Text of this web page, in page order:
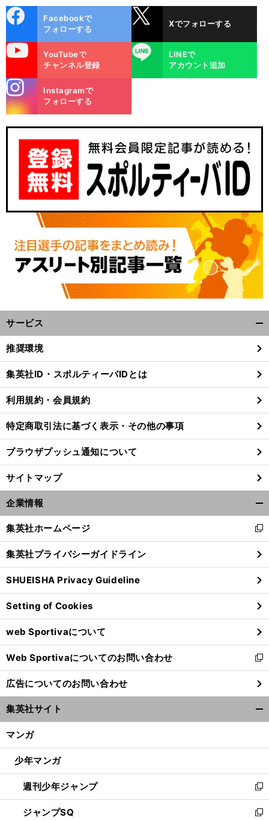
ok
Facebookで
フォローする
Xでフォローする
YouTubeで
チャンネル登録
LINE
LINEで
アカウント追加
m
Instagramで
フォローする
サービス
閉
る
推奨環境
集英社ID・スポルティーバIDとは
利用規約・会員規約
特定商取引法に基づく表示・その他の事項
ブラウザプッシュ通知について
サイトマップ
企業情報
閉
る
集英社ホームページ
新
し
い
ウ
ィ
ン
ド
ウ
で
開
く
集英社プライバシーガイドライン
SHUEISHA Privacy Guideline
Setting of Cookies
web Sportivaについて
Web Sportivaについてのお問い合わせ
新
し
い
ウ
ィ
ン
ウ
開
く
広告についてのお問い合わせ
集英社サイト
マンガ
少年マンガ
週刊少年ジャンプ
新
し
い
ジャンプSQ
新